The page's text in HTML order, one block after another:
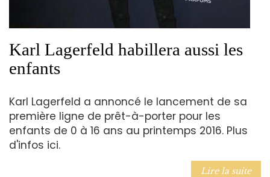
Karl Lagerfeld habillera aussi les
enfants
Karl Lagerfeld a annoncé le lancement de sa
première ligne de prêt-à-porter pour les
enfants de 0 à 16 ans au printemps 2016. Plus
d'infos ici.
Lire la suite